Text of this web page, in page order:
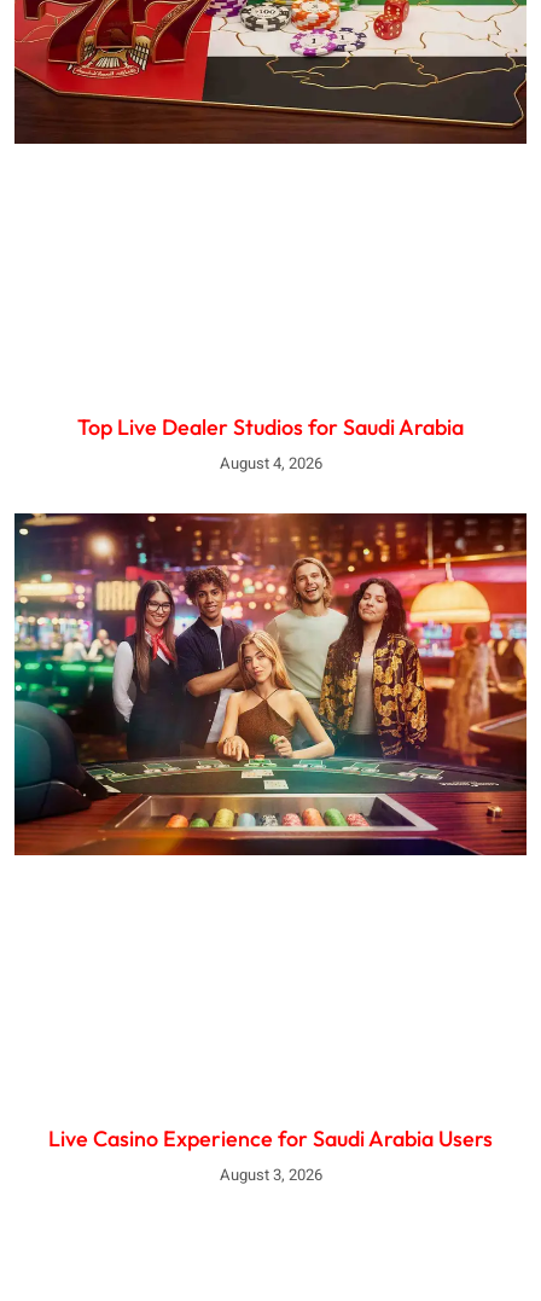
Top Live Dealer Studios for Saudi Arabia
August 4, 2026
Live Casino Experience for Saudi Arabia Users
August 3, 2026